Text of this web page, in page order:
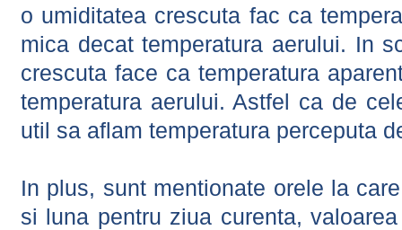
o umiditatea crescuta fac ca
mica decat temperatura aerului. In
crescuta face ca temperatura
temperatura aerului. Astfel ca de
util sa aflam temperatura perceputa
In plus, sunt mentionate orele la
si luna pentru ziua curenta,